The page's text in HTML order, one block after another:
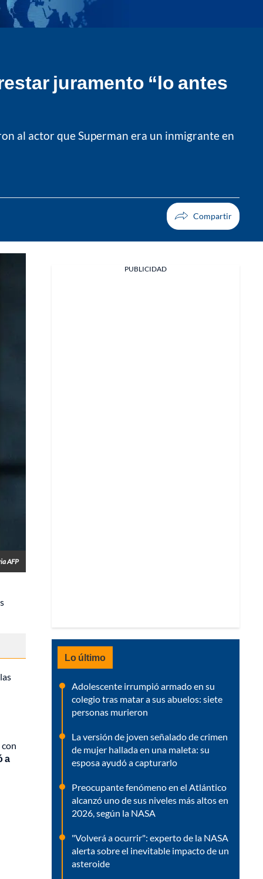
juramento “lo antes
al actor que Superman era un inmigrante en
AFP
a
PUBLICIDAD
Lo último
Adolescente irrumpió armado en su
colegio tras matar a sus abuelos: siete
personas murieron
La versión de joven señalado de crimen
de mujer hallada en una maleta: su
esposa ayudó a capturarlo
Preocupante fenómeno en el Atlántico
alcanzó uno de sus niveles más altos en
2026, según la NASA
"Volverá a ocurrir": experto de la NASA
alerta sobre el inevitable impacto de un
asteroide